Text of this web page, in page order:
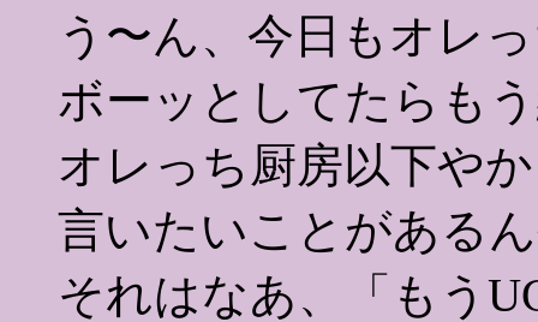
う〜ん、今日もオレ
ボーッとしてたらも
オレっち厨房以下や
言いたいことがある
それはなあ、「もう